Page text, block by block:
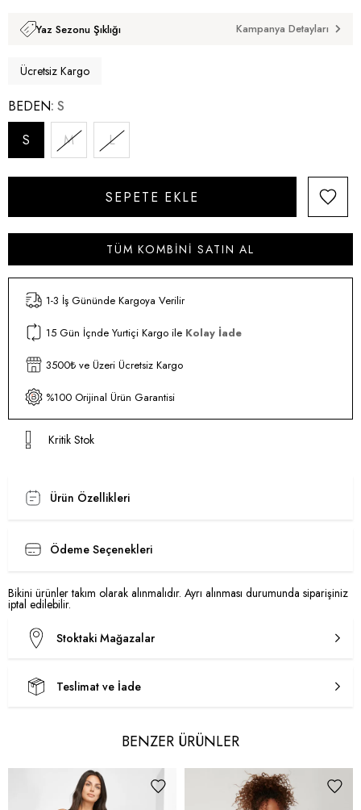
Yaz Sezonu Şıklığı Kampanya Detayları
Ücretsiz Kargo
BEDEN S
S
M L
TÜM KOMBINI SATIN AL
1-3 İş Gününde Kargoya Verilir
15 Gün İçnde Yurtiçi Kargo ile Kolay İade
3500₺ ve Üzeri Ücretsiz Kargo
%100 Orijinal Ürün Garantisi
Kritik Stok
Ürün Özellikleri
Ödeme Seçenekleri
Bikini ürünler takım olarak alınmalıdır. Ayrı alınması durumunda siparişiniz
iptal edilebilir.
Stoktaki Mağazalar
Teslimat ve İade
BENZER ÜRÜNLER